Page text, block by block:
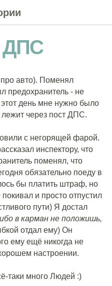
ДПС
авто). Поменял
предохранитель - не
этот день мне нужно было
лежит через пост ДПС.
с негорящей фарой.
инспектору, что
поменял, что
обязательно поеду в
бы платить штраф, но
и просто отпустил
пути) Я достал
в карман не положишь,
отдал ему) Он
ему ещё никогда не
настроении.
таки много Людей :)